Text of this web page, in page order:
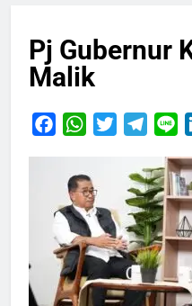
Pj Gubernur
Malik
FacebookWhatsApp
Twitter